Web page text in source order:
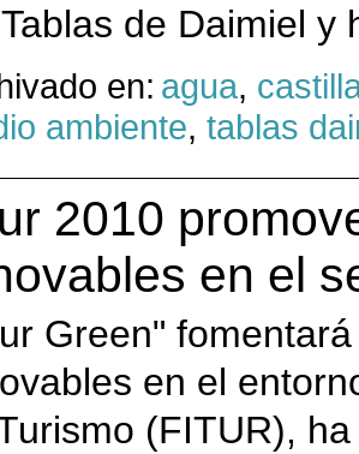
de Daimiel
en: agua,
ambiente, tablas
2010
en el
Green"
en el
(FITUR),